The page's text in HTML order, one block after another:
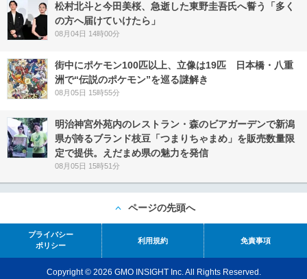
松村北斗と今田美桜、急逝した東野圭吾氏へ誓う「多く
の方へ届けていけたら」
08月04日 14時00分
街中にポケモン100匹以上、立像は19匹 日本橋・八重
洲で“伝説のポケモン”を巡る謎解き
08月05日 15時55分
明治神宮外苑内のレストラン・森のビアガーデンで新潟
県が誇るブランド枝豆「つまりちゃまめ」を販売数量限
定で提供。えだまめ県の魅力を発信
08月05日 15時51分
ページの先頭へ
プライバシー
ポリシー
利用規約 免責事項
Copyright © 2026 GMO INSIGHT Inc. All Rights Reserved.